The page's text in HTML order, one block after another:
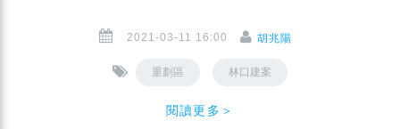
2021-03-11 16:00 胡兆陽
重劃區 林口建案
閱讀更多＞